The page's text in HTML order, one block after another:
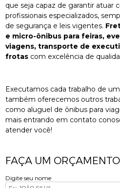
que seja capaz de garantir atuar
profissionais especializados,
de segurança e leis vigentes.
e micro-ônibus para feiras,
viagens, transporte de
frotas com excelência de
Executamos cada trabalho de
também oferecemos outros
como aluguel de ônibus para
mais entrando em contato
atender você!
FAÇA UM ORÇAMENTO
Digite seu nome